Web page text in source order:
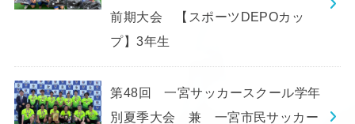
前期大会 【スポーツDEPOカッ
プ】3年生
第48回 一宮サッカースクール学年
別夏季大会 兼 一宮市民サッカー